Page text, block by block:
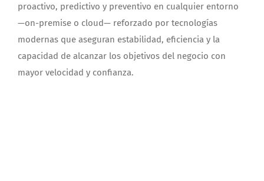
proactivo, predictivo y preventivo en cualquier entorno
—on-premise o cloud— reforzado por tecnologías
modernas que aseguran estabilidad, eficiencia y la
capacidad de alcanzar los objetivos del negocio con
mayor velocidad y confianza.